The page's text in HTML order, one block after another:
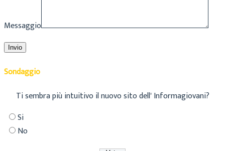
Messaggio
Sondaggio
Ti sembra più intuitivo il nuovo sito dell' Informagiovani?
Si
No